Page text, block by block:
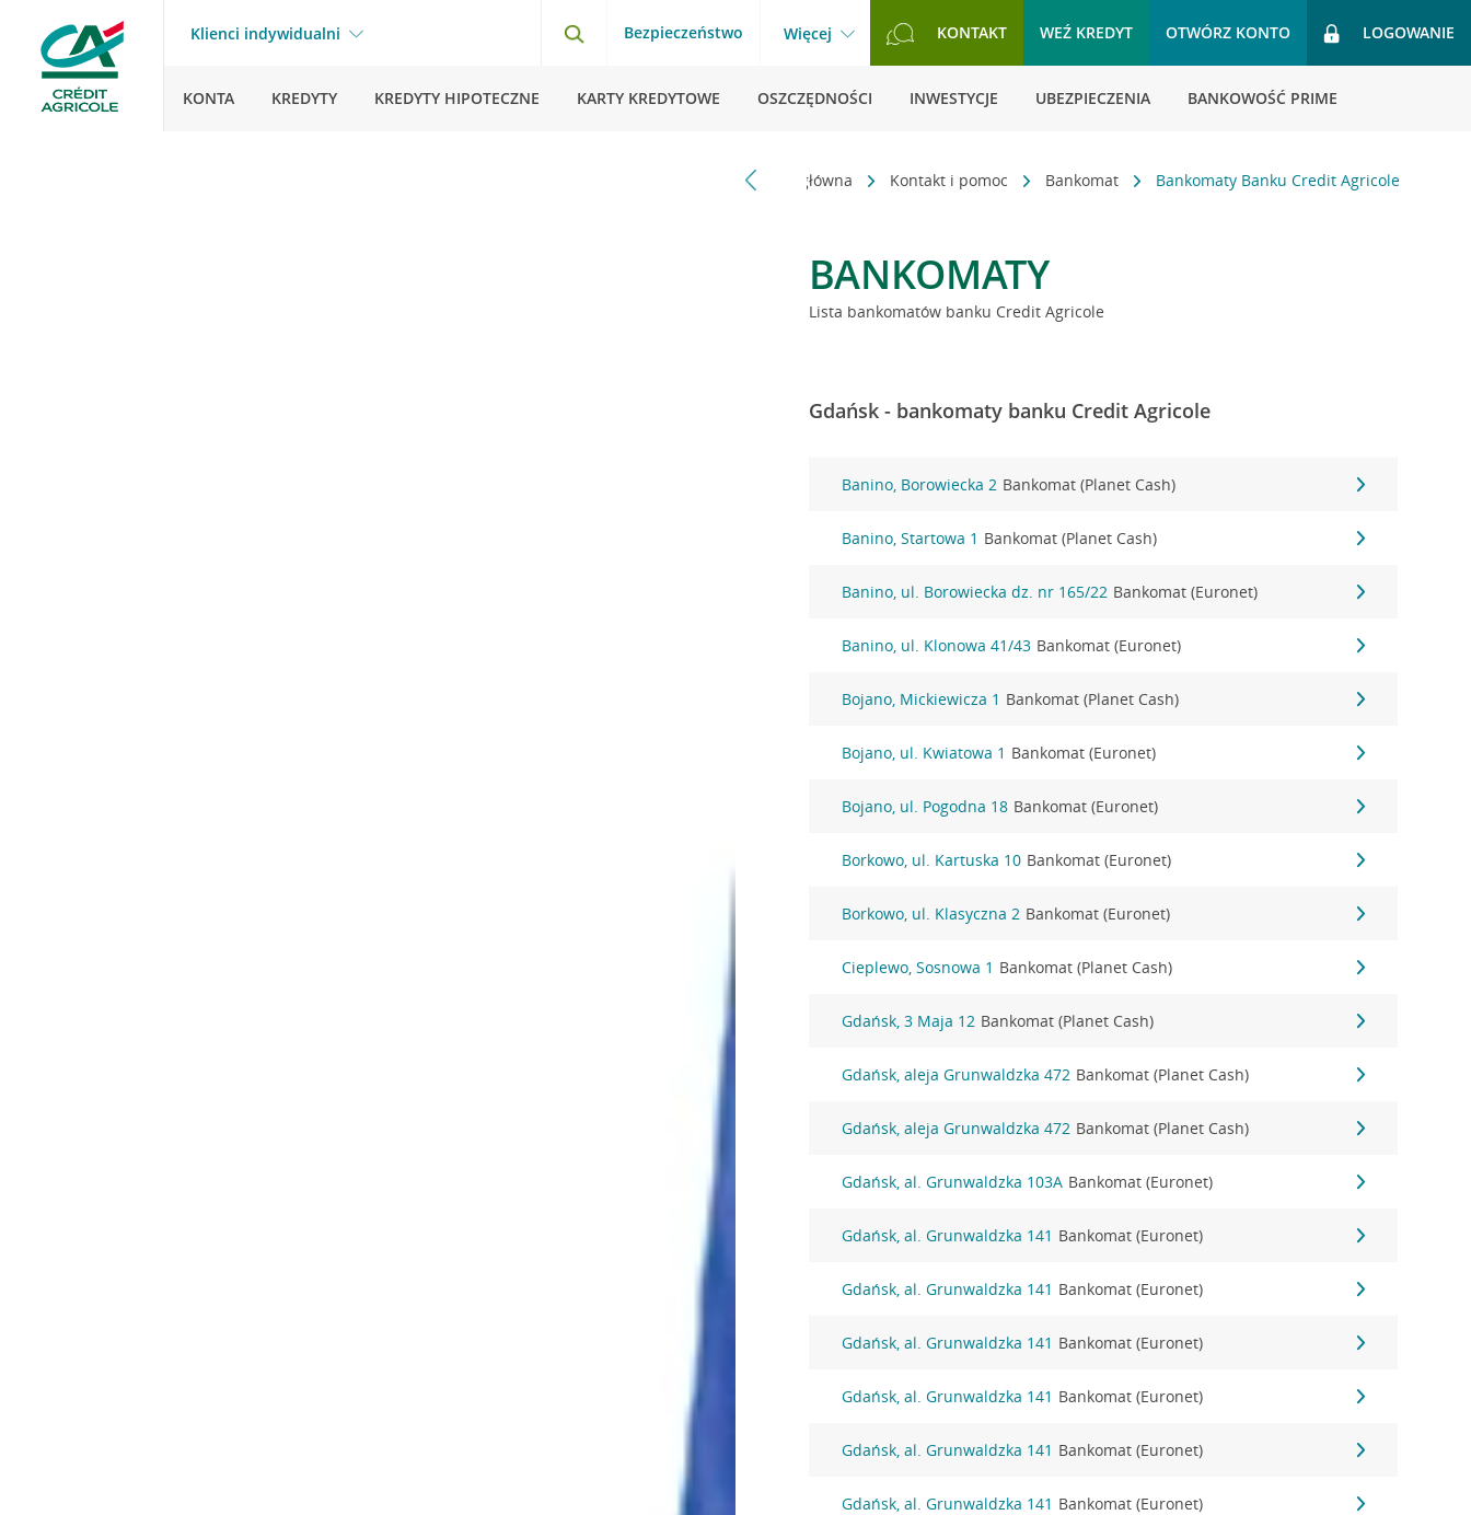
Klienci indywidualni Bezpieczeństwo Więcej KONTAKT WEŹ KREDYT OTWÓRZ KONTO LOGOWANIE
KONTA KREDYTY KREDYTY HIPOTECZNE KARTY KREDYTOWE OSZCZĘDNOŚCI INWESTYCJE UBEZPIECZENIA BANKOWOŚĆ PRIME
Strona główna Kontakt i pomoc Bankomat Bankomaty Banku Credit Agricole
BANKOMATY
Lista bankomatów banku Credit Agricole
Gdańsk - bankomaty banku Credit Agricole
Banino, Borowiecka 2 Bankomat (Planet Cash)
Banino, Startowa 1 Bankomat (Planet Cash)
Banino, ul. Borowiecka dz. nr 165/22 Bankomat (Euronet)
Banino, ul. Klonowa 41/43 Bankomat (Euronet)
Bojano, Mickiewicza 1 Bankomat (Planet Cash)
Bojano, ul. Kwiatowa 1 Bankomat (Euronet)
Bojano, ul. Pogodna 18 Bankomat (Euronet)
Borkowo, ul. Kartuska 10 Bankomat (Euronet)
Borkowo, ul. Klasyczna 2 Bankomat (Euronet)
Cieplewo, Sosnowa 1 Bankomat (Planet Cash)
Gdańsk, 3 Maja 12 Bankomat (Planet Cash)
Gdańsk, aleja Grunwaldzka 472 Bankomat (Planet Cash)
Gdańsk, aleja Grunwaldzka 472 Bankomat (Planet Cash)
Gdańsk, al. Grunwaldzka 103A Bankomat (Euronet)
Gdańsk, al. Grunwaldzka 141 Bankomat (Euronet)
Gdańsk, al. Grunwaldzka 141 Bankomat (Euronet)
Gdańsk, al. Grunwaldzka 141 Bankomat (Euronet)
Gdańsk, al. Grunwaldzka 141 Bankomat (Euronet)
Gdańsk, al. Grunwaldzka 141 Bankomat (Euronet)
Gdańsk, al. Grunwaldzka 141 Bankomat (Euronet)